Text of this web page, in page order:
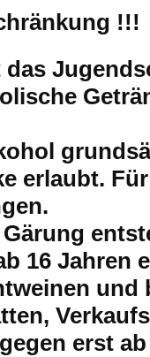
!!!
erlaubt.
16 Jahren
erst